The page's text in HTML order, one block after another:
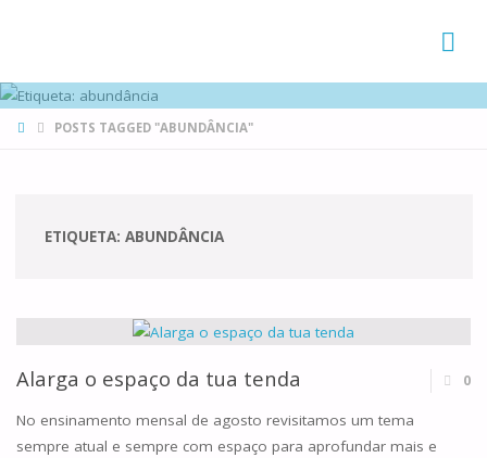
HOMEPOSTS TAGGED "ABUNDÂNCIA"
ETIQUETA: ABUNDÂNCIA
Alarga o espaço da tua tenda 0
No ensinamento mensal de agosto revisitamos um tema
sempre atual e sempre com espaço para aprofundar mais e